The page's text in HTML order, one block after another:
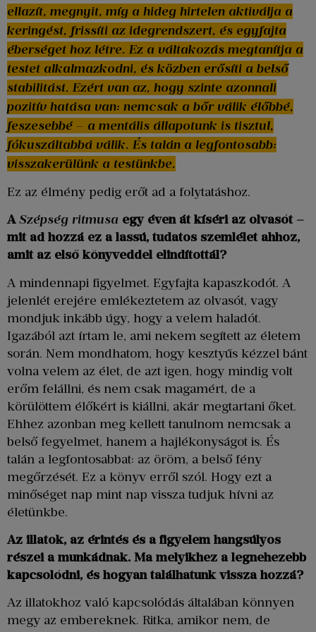
ellazít, megnyit, míg a hideg hirtelen aktiválja a
keringést, frissíti az idegrendszert, és egyfajta
éberséget hoz létre. Ez a váltakozás megtanítja a
testet alkalmazkodni, és közben erősíti a belső
stabilitást. Ezért van az, hogy szinte azonnali
pozitív hatása van: nemcsak a bőr válik élőbbé,
feszesebbé – a mentális állapotunk is tisztul,
fókuszáltabbá válik. És talán a legfontosabb:
visszakerülünk a testünkbe.
Ez az élmény pedig erőt ad a folytatáshoz.
ASzépség ritmusa egy éven át kíséri az olvasót –
mit ad hozzá ez a lassú, tudatos szemlélet ahhoz,
amit az első könyveddel elindítottál?
A mindennapi figyelmet. Egyfajta kapaszkodót. A
jelenlét erejére emlékeztetem az olvasót, vagy
mondjuk inkább úgy, hogy a velem haladót.
Igazából azt írtam le, ami nekem segített az életem
során. Nem mondhatom, hogy kesztyűs kézzel bánt
volna velem az élet, de azt igen, hogy mindig volt
erőm felállni, és nem csak magamért, de a
körülöttem élőkért is kiállni, akár megtartani őket.
Ehhez azonban meg kellett tanulnom nemcsak a
belső fegyelmet, hanem a hajlékonyságot is. És
talán a legfontosabbat: az öröm, a belső fény
megőrzését. Ez a könyv erről szól. Hogy ezt a
minőséget nap mint nap vissza tudjuk hívni az
életünkbe.
Az illatok, az érintés és a figyelem hangsúlyos
részei a munkádnak. Ma melyikhez a legnehezebb
kapcsolódni, és hogyan találhatunk vissza hozzá?
Az illatokhoz való kapcsolódás általában könnyen
megy az embereknek. Ritka, amikor nem, de